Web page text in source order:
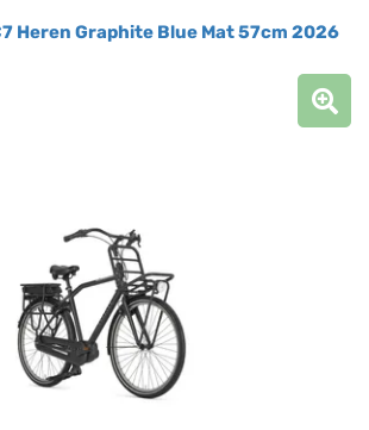
Heren Graphite Blue Mat 57cm 2026